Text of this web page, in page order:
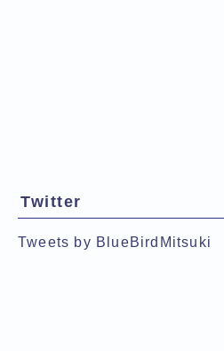
Twitter
Tweets by BlueBirdMitsuki